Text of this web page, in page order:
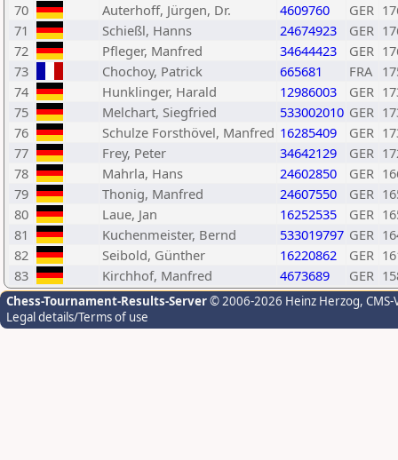
70
Auterhoff, Jürgen, Dr. 4609760 GER
71
Schießl, Hanns 24674923 GER
72
Pfleger, Manfred 34644423 GER
73
Chochoy, Patrick 665681 FRA
74
Hunklinger, Harald 12986003 GER
75
Melchart, Siegfried 533002010 GER
76
Schulze Forsthövel, Manfred 16285409 GER
77
Frey, Peter 34642129 GER
78
Mahrla, Hans 24602850 GER
79
Thonig, Manfred 24607550 GER
80
Laue, Jan 16252535 GER
81
Kuchenmeister, Bernd 533019797 GER
82
Seibold, Günther 16220862 GER
83
Kirchhof, Manfred 4673689 GER
Chess-Tournament-Results-Server© 2006-2026 Heinz Herzog,
Legal details/Terms of use